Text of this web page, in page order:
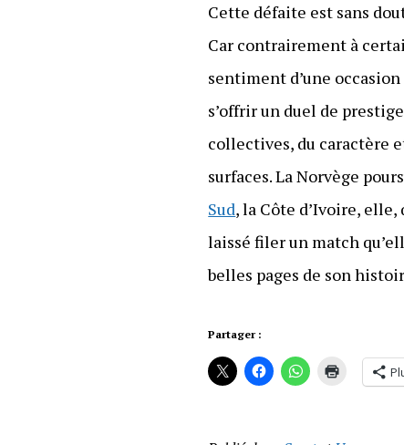
Cette défaite est sans
Car contrairement à
sentiment d’une
s’offrir un duel de
collectives, du caractère
surfaces. La Norvège
Sud, la Côte d’Ivoire,
laissé filer un match
belles pages de son
Partager :